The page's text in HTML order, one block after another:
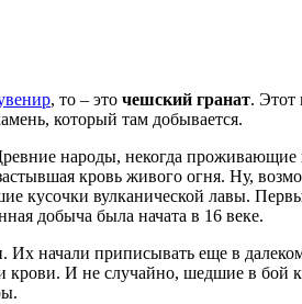
, то – это чешский гранат. Этот
который там добывается.
народы, некогда проживающие
кровь живого огня. Ну,
кусочки вулканической лавы.
добыча была начата в 16 веке.
Их начали приписывать еще в
крови. И не случайно, шедшие в бой